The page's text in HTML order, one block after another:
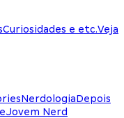
Curiosidades e etc.Veja
NerdologiaDepois
Jovem Nerd